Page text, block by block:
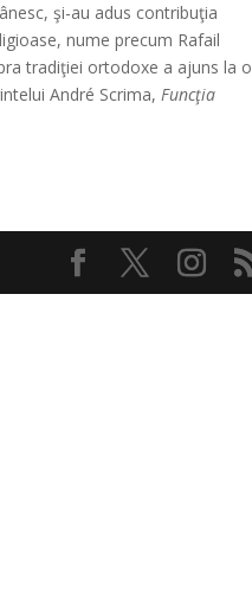
şi-au adus contribuţia
nume precum Rafail
tradiţiei ortodoxe a ajuns la o
André Scrima,Funcţia